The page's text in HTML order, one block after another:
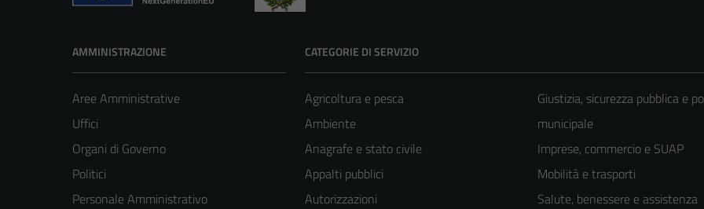
AMMINISTRAZIONE
Aree Amministrative
Uffici
Organi di Governo
Politici
Personale Amministrativo
CATEGORIE DI SERVIZIO
Agricoltura e pesca
Ambiente
Anagrafe e stato civile
Appalti pubblici
Autorizzazioni
Giustizia, sicurezza pubblica e
municipale
Imprese, commercio e SUAP
Mobilità e trasporti
Salute, benessere e assistenza